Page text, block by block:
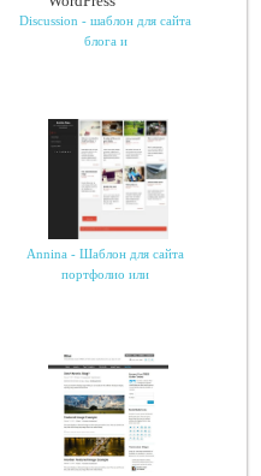
Discussion - шаблон для сайта
блога и
Annina - Шаблон для сайта
портфолио или